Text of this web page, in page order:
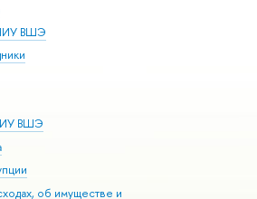
ВШЭ
ВШЭ
об имуществе и